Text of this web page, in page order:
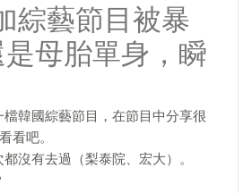
綜藝節目被暴
母胎單身，瞬
檔韓國綜藝節目，在節目中分享很
看吧。
沒有去過（梨泰院、宏大）。